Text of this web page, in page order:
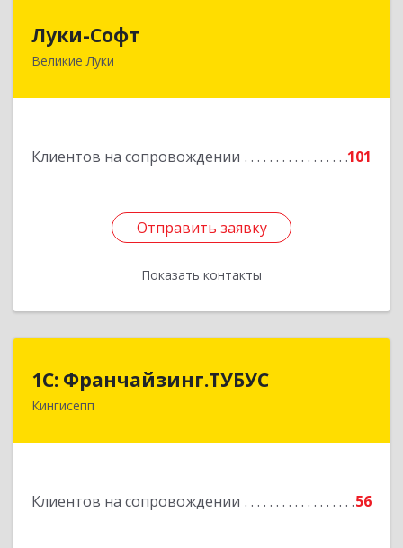
Луки-Софт
Великие Луки
Клиентов на сопровождении 101
Отправить заявку
Показать контакты
182113, Псковская обл, Великие Луки г,
Отправить заявку
Назад
1С: Франчайзинг.ТУБУС
Кингисепп
Клиентов на сопровождении 56
1С: Франчайзинг.ТУБУС